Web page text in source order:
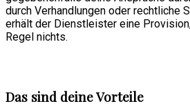
durch Verhandlungen oder rechtliche
erhält der Dienstleister eine
Regel nichts.
Das sind deine Vorteile